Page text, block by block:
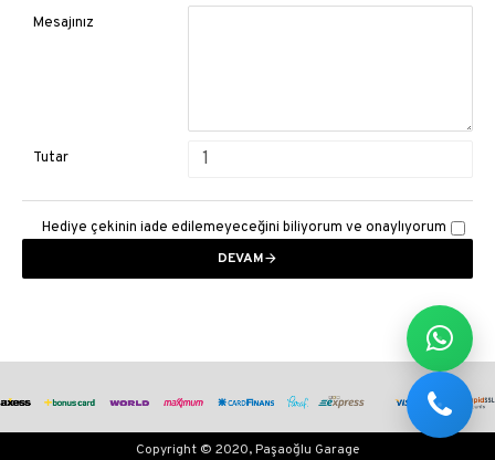
Mesajınız
Tutar
Hediye çekinin iade edilemeyeceğini biliyorum ve onaylıyorum
DEVAM
Copyright © 2020, Paşaoğlu Garage